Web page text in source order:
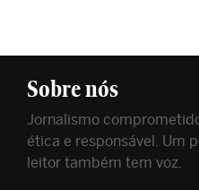
Sobre nós
Jornalismo
ética e responsável. Um
leitor também tem voz.